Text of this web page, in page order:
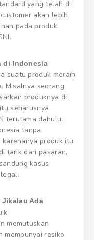
yang telah di
akan lebih
pada produk
di Indonesia
suatu produk meraih
Misalnya seorang
produknya di
seharusnya
terutama dahulu.
tanpa
produk itu
tarik dari pasaran,
kasus
Ada
memutuskan
mempunyai resiko